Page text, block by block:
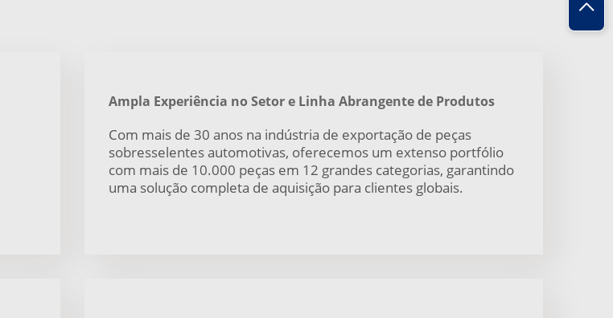
Ampla Experiência no Setor e Linha Abrangente de Produtos
Com mais de 30 anos na indústria de exportação de peças
sobresselentes automotivas, oferecemos um extenso portfólio
com mais de 10.000 peças em 12 grandes categorias, garantindo
uma solução completa de aquisição para clientes globais.